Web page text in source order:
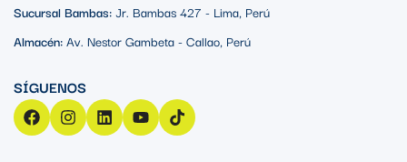
Sucursal Bambas:Jr. Bambas 427 - Lima, Perú
Almacén:Av. Nestor Gambeta - Callao, Perú